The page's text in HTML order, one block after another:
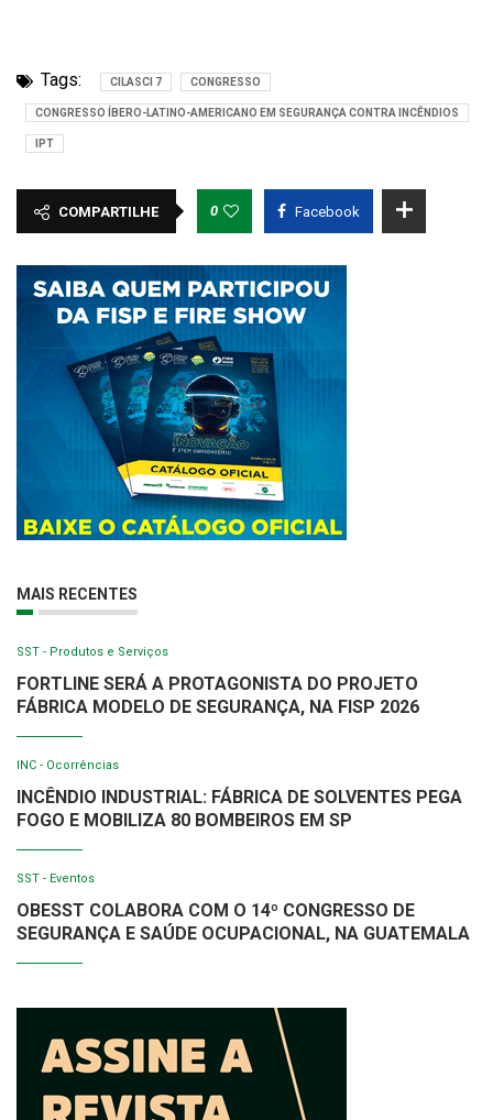
Tags: CILASCI 7 CONGRESSO
CONGRESSO ÍBERO-LATINO-AMERICANO EM SEGURANÇA CONTRA INCÊNDIOS
IPT
COMPARTILHE 0 Facebook
MAIS RECENTES
SST - Produtos e Serviços
FORTLINE SERÁ A PROTAGONISTA DO PROJETO
FÁBRICA MODELO DE SEGURANÇA, NA FISP 2026
INC - Ocorrências
INCÊNDIO INDUSTRIAL: FÁBRICA DE SOLVENTES PEGA
FOGO E MOBILIZA 80 BOMBEIROS EM SP
SST - Eventos
OBESST COLABORA COM O 14º CONGRESSO DE
SEGURANÇA E SAÚDE OCUPACIONAL, NA GUATEMALA